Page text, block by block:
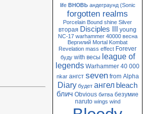
life вновь андеграунд (Sonic
forgotten realms
Porcelain Bound shine Silver
вторая Disciples III young
NC-17 warhammer 40000 весна
Вергилий Mortal Kombat
Revelation mass effect Forever
буду with весы league of
legends Warhammer 40 000
nkar ангст seven from Alpha
Diary будет ангел bleach
блич Obvious битва безумие
naruto wings wind